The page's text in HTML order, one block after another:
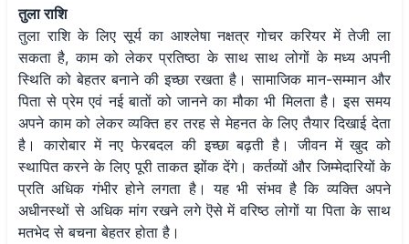
तुला राशि
तुला राशि के लिए सूर्य का आश्लेषा नक्षत्र गोचर करियर में तेजी ला
सकता है, काम को लेकर प्रतिष्ठा के साथ साथ लोगों के मध्य अपनी
स्थिति को बेहतर बनाने की इच्छा रखता है। सामाजिक मान-सम्मान और
पिता से प्रेम एवं नई बातों को जानने का मौका भी मिलता है। इस समय
अपने काम को लेकर व्यक्ति हर तरह से मेहनत के लिए तैयार दिखाई देता
है। कारोबार में नए फेरबदल की इच्छा बढ़ती है। जीवन में खुद को
स्थापित करने के लिए पूरी ताकत झोंक देंगे। कर्तव्यों और जिम्मेदारियों के
प्रति अधिक गंभीर होने लगता है। यह भी संभव है कि व्यक्ति अपने
अधीनस्थों से अधिक मांग रखने लगे ऎसे में वरिष्ठ लोगों या पिता के साथ
मतभेद से बचना बेहतर होता है।